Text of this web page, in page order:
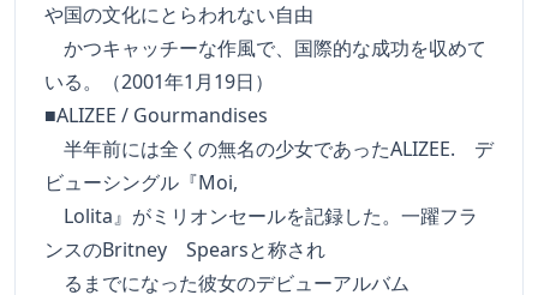
や国の文化にとらわれない自由
かつキャッチーな作風で、国際的な成功を収めて
いる。（2001年1月19日）
■ALIZEE / Gourmandises
半年前には全くの無名の少女であったALIZEE. デ
ビューシングル『Moi,
Lolita』がミリオンセールを記録した。一躍フラ
ンスのBritney Spearsと称され
るまでになった彼女のデビューアルバム